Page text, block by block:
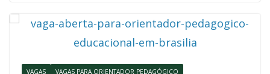
o
k
y A
p
p
dI
n
d
s
VAGAS VAGAS PARA ORIENTADOR PEDAGÓGICO